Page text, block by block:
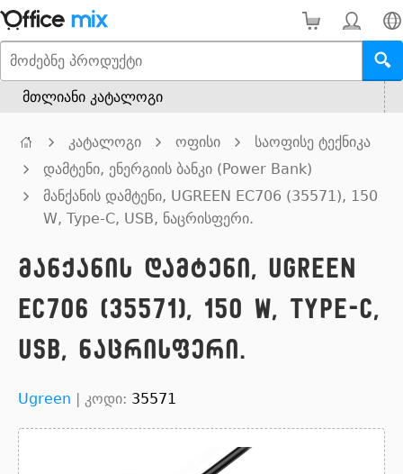
მთლიანი კატალოგი
კატალოგი ოფისი
საოფისე ტექნიკა
დამტენი, ენერგიის ბანკი (Power Bank)
მანქანის დამტენი, UGREEN EC706 (35571), 150
W, Type-C, USB, ნაცრისფერი.
მანქანის დამტენი, UGREEN
EC706 (35571), 150 W, Type-C,
USB, ნაცრისფერი.
Ugreen | კოდი: 35571